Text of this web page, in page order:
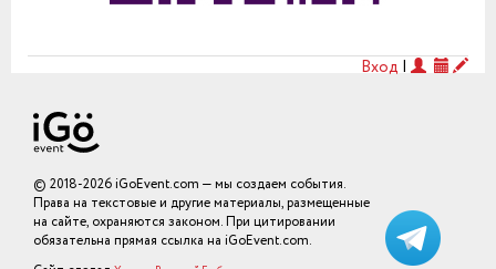
Вход |
© 2018-2026 iGoEvent.com — мы создаем события.
Права на текстовые и другие материалы, размещенные
на сайте, охраняются законом. При цитировании
обязательна прямая ссылка на iGoEvent.com.